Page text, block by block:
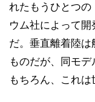
れたもうひとつの
ウム社によって
だ。垂直離着陸
ものだが、同モデ
もちろん、これは